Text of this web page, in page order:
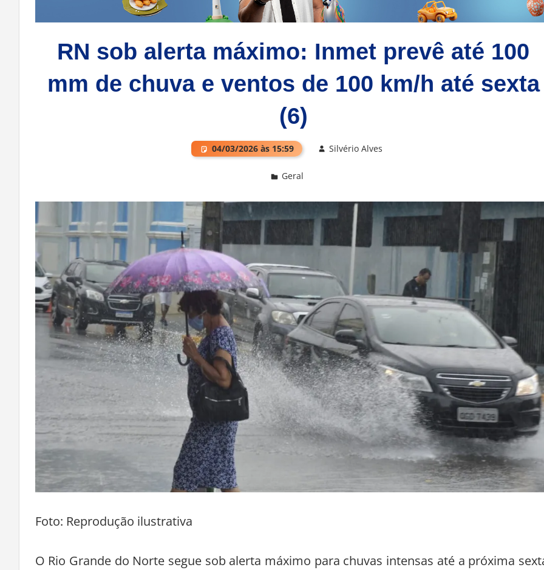
RN sob alerta máximo: Inmet prevê até 100
mm de chuva e ventos de 100 km/h até sexta
(6)
04/03/2026 às 15:59 Silvério Alves
Geral
Foto: Reprodução ilustrativa
O Rio Grande do Norte segue sob alerta máximo para chuvas intensas até a próxima